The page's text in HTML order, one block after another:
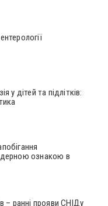
у дітей та підлітків:
ознакою в
– ранні прояви СНІДу